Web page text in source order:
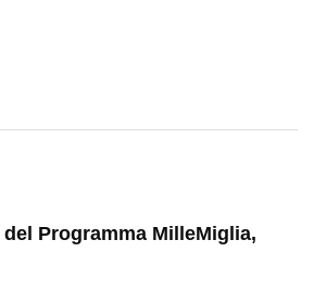
Programma MilleMiglia,